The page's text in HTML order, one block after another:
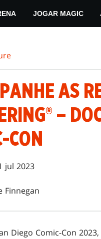
JOGAR MAGIC
AS
–
CON
jul 2023
Finnegan
Diego Comic-Con